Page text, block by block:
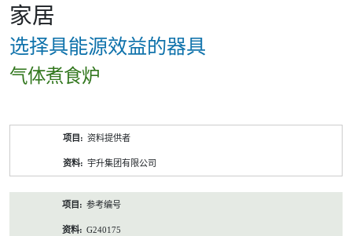
家居
选择具能源效益的器具
气体煮食炉
资料提供者
宇升集团有限公司
参考编号
G240175